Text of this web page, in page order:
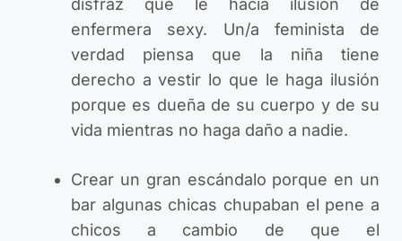
disfraz que le hacía ilusión de
enfermera sexy. Un/a feminista de
verdad piensa que la niña tiene
derecho a vestir lo que le haga ilusión
porque es dueña de su cuerpo y de su
vida mientras no haga daño a nadie.
Crear un gran escándalo porque en un
bar algunas chicas chupaban el pene a
chicos a cambio de que el